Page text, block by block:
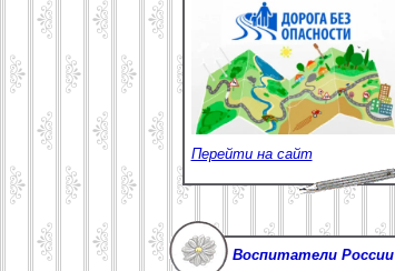
Перейти на сайт
Воспитатели России